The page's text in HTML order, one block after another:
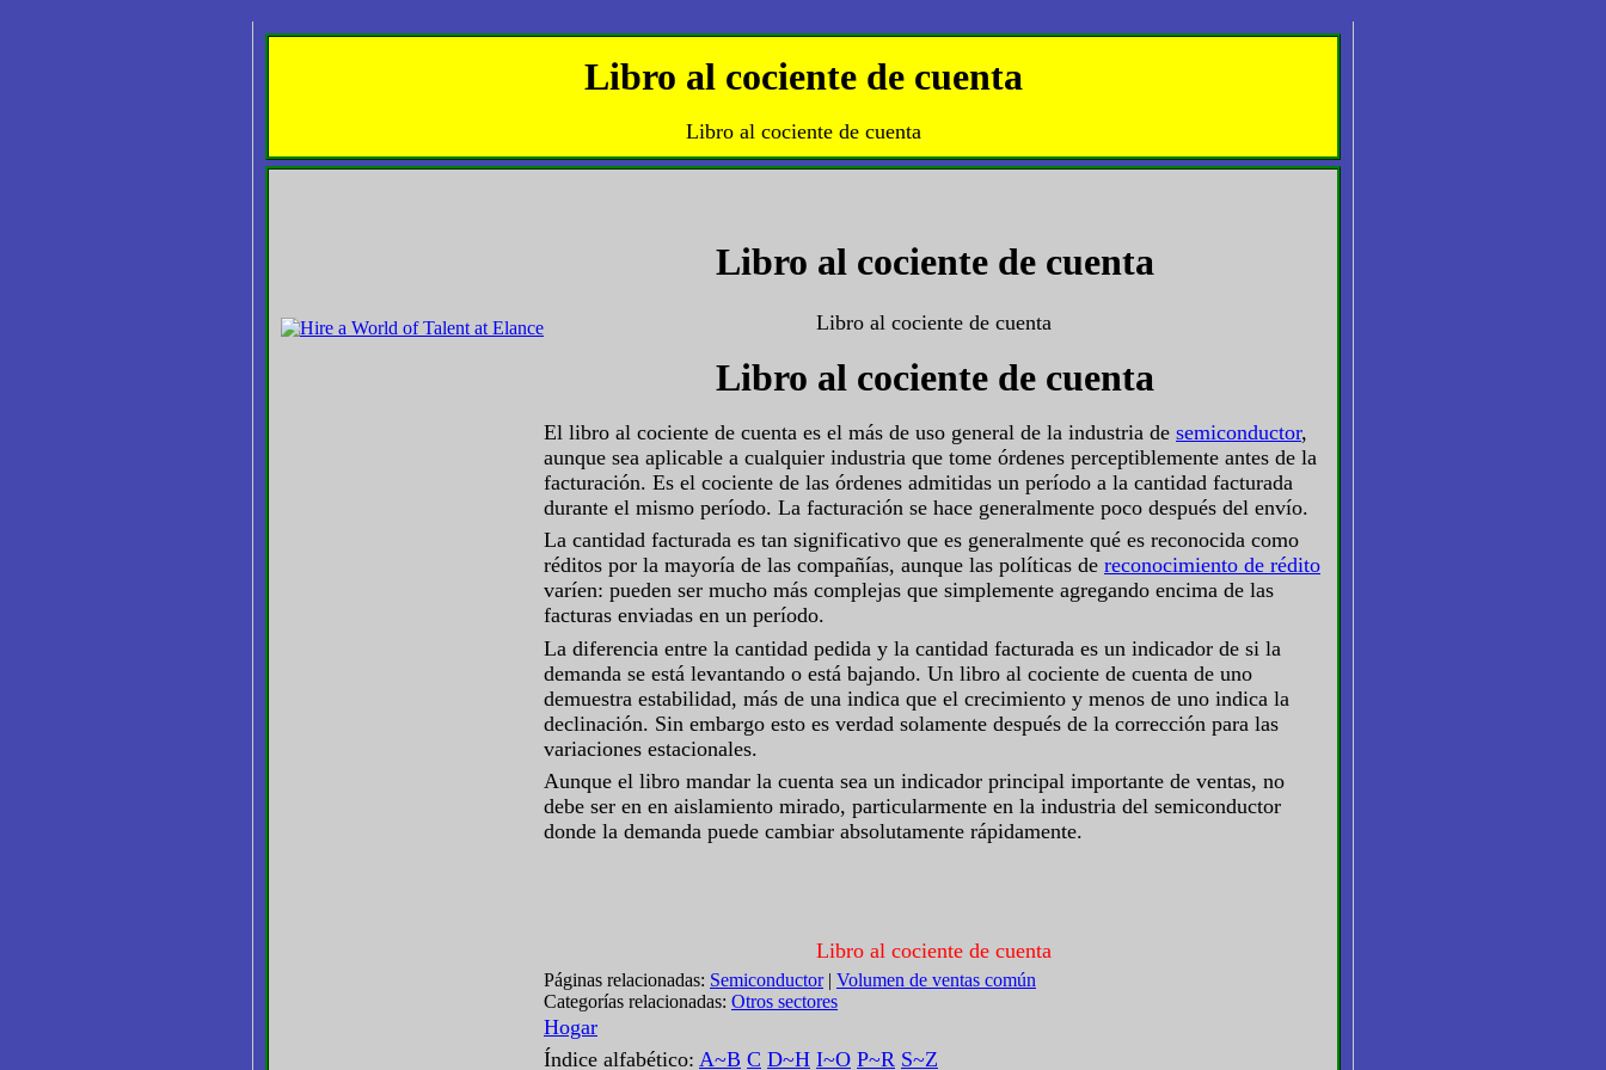
Libro al cociente de cuenta
Libro al cociente de cuenta
Libro al cociente de cuenta
Libro al cociente de cuenta
Libro al cociente de cuenta
El libro al cociente de cuenta es el más de uso general de la industria de semiconductor,
aunque sea aplicable a cualquier industria que tome órdenes perceptiblemente antes de la
facturación. Es el cociente de las órdenes admitidas un período a la cantidad facturada
durante el mismo período. La facturación se hace generalmente poco después del envío.
La cantidad facturada es tan significativo que es generalmente qué es reconocida como
réditos por la mayoría de las compañías, aunque las políticas de reconocimiento de rédito
varíen: pueden ser mucho más complejas que simplemente agregando encima de las
facturas enviadas en un período.
La diferencia entre la cantidad pedida y la cantidad facturada es un indicador de si la
demanda se está levantando o está bajando. Un libro al cociente de cuenta de uno
demuestra estabilidad, más de una indica que el crecimiento y menos de uno indica la
declinación. Sin embargo esto es verdad solamente después de la corrección para las
variaciones estacionales.
Aunque el libro mandar la cuenta sea un indicador principal importante de ventas, no
debe ser en en aislamiento mirado, particularmente en la industria del semiconductor
donde la demanda puede cambiar absolutamente rápidamente.
Libro al cociente de cuenta
Páginas relacionadas: Semiconductor| Volumen de ventas común
Categorías relacionadas: Otros sectores
Hogar
Índice alfabético: A~B C D~H I~O P~R S~Z